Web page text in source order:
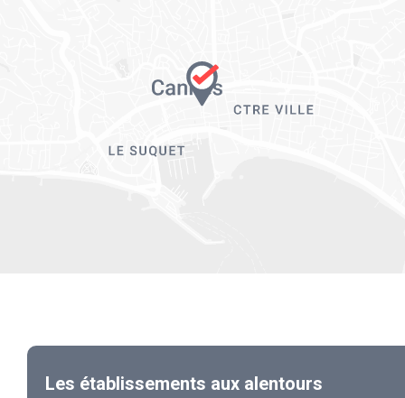
Les établissements aux alentours